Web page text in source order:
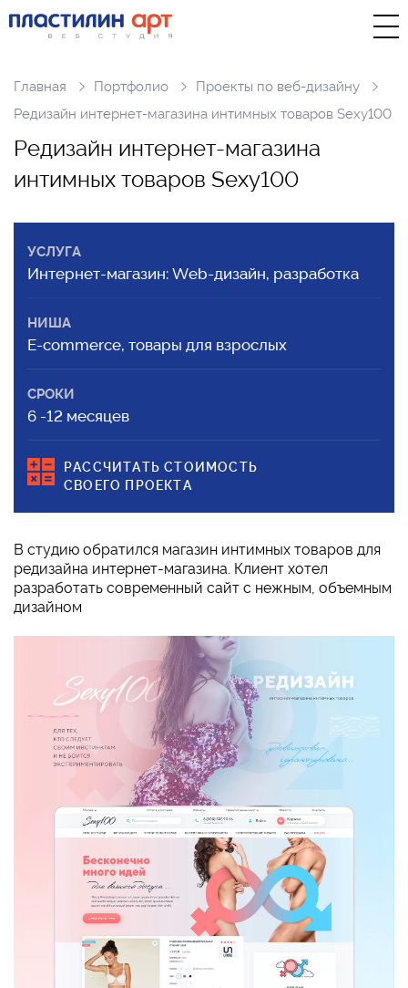
Главная Портфолио
Проекты по веб-дизайну
Редизайн интернет-магазина интимных товаров Sexy100
Редизайн интернет-магазина
интимных товаров Sexy100
В студию обратился магазин интимных товаров для
редизайна интернет-магазина. Клиент хотел
разработать современный сайт с нежным, объемным
дизайном
УСЛУГА
Интернет-магазин: Web-дизайн, разработка
НИША
E-commerce, товары для взрослых
СРОКИ
6 -12 месяцев
РАССЧИТАТЬ СТОИМОСТЬ
СВОЕГО ПРОЕКТА